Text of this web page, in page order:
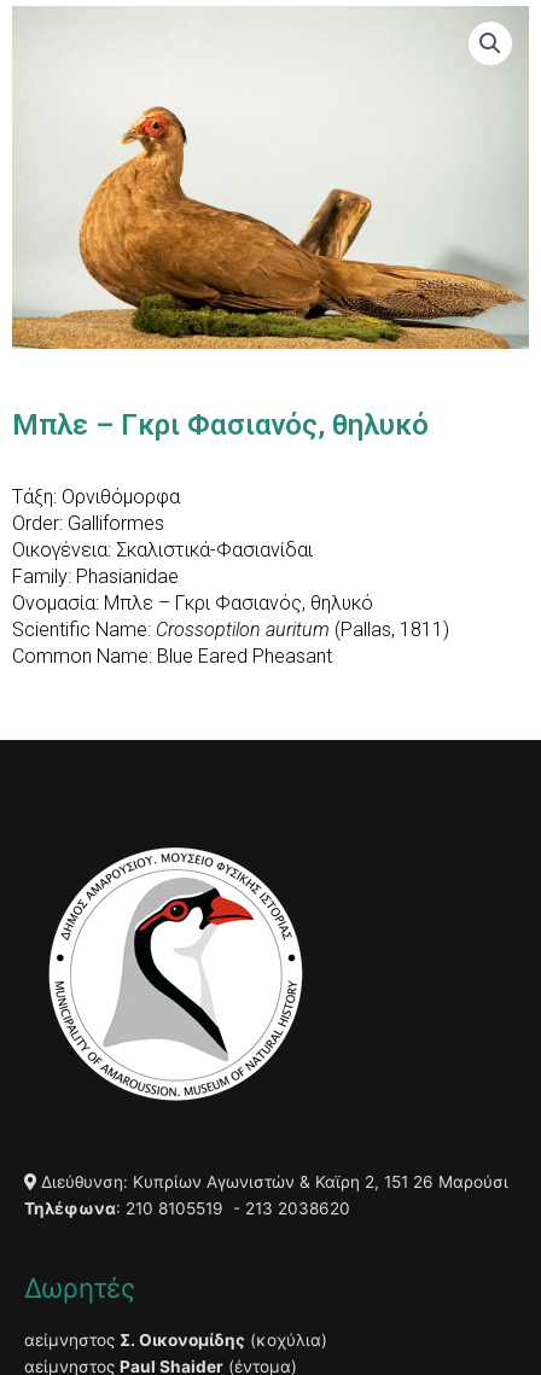
Μπλε – Γκρι Φασιανός, θηλυκό
Τάξη: Ορνιθόμορφα
Order: Galliformes
Οικογένεια: Σκαλιστικά-Φασιανίδαι
Family: Phasianidae
Ονομασία: Μπλε – Γκρι Φασιανός, θηλυκό
Scientific Name: Crossoptilon auritum (Pallas, 1811)
Common Name: Blue Eared Pheasant
Διεύθυνση: Κυπρίων Αγωνιστών & Καϊρη 2, 151 26 Μαρούσι
Τηλέφωνα: 210 8105519 - 213 2038620
Δωρητές
αείμνηστος Σ. Οικονομίδης (κοχύλια)
αείμνηστος Paul Shaider (έντομα)